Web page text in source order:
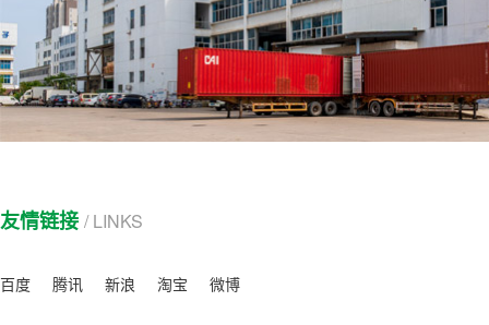
友情链接 / LINKS
百度 腾讯 新浪 淘宝 微博